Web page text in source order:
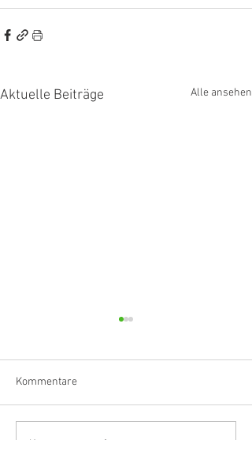
Aktuelle Beiträge Alle ansehen
Klarinettistin, Tonmeisterin,
Kommentare
Kommentar verfassen...